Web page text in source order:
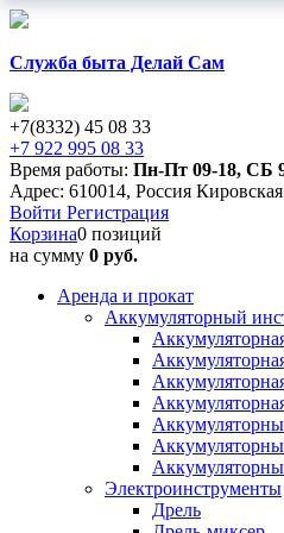
Служба быта Делай Сам
+7(8332) 45 08 33
+7 922 995 08 33
Время работы: Пн-Пт 09-18, СБ
Адрес: 610014, Россия
Войти Регистрация
Корзина0 позиций
на сумму 0 руб.
Аренда и прокат
Аккумуляторный
Электроинструменты
Дрель